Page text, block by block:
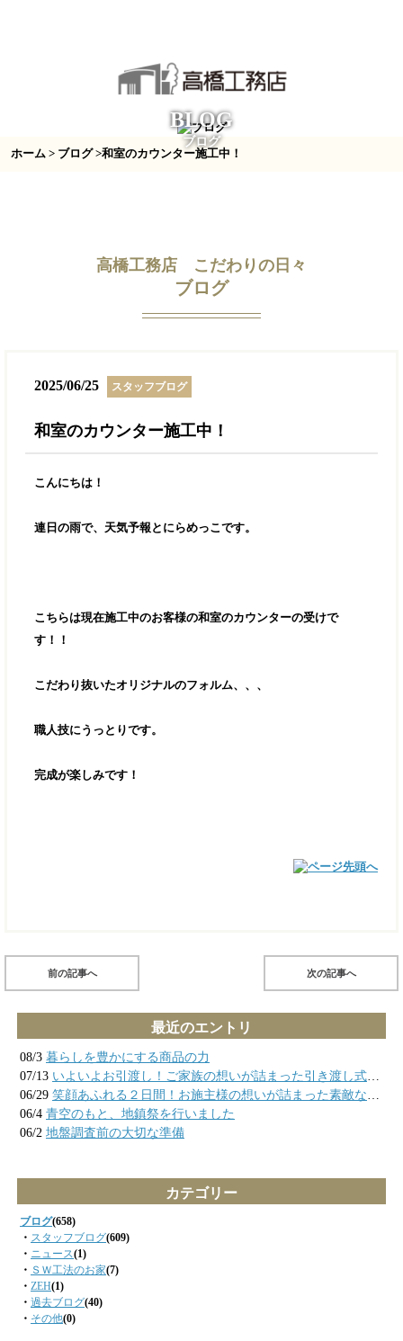
BLOG
ブログ
ホーム > ブログ>和室のカウンター施工中！
高橋工務店 こだわりの日々
ブログ
2025/06/25 スタッフブログ
和室のカウンター施工中！
こんにちは！
連日の雨で、天気予報とにらめっこです。
こちらは現在施工中のお客様の和室のカウンターの受けで
す！！
こだわり抜いたオリジナルのフォルム、、、
職人技にうっとりです。
完成が楽しみです！
前の記事へ 次の記事へ
最近のエントリ
08/3 暮らしを豊かにする商品の力
07/13 いよいよお引渡し！ご家族の想いが詰まった引き渡し式の様子
06/29 笑顔あふれる２日間！お施主様の想いが詰まった素敵なお家が完成しました
06/4 青空のもと、地鎮祭を行いました
06/2 地盤調査前の大切な準備
カテゴリー
ブログ(658)
・ スタッフブログ(609)
・ ニュース(1)
・ ＳＷ工法のお家(7)
・ ZEH(1)
・ 過去ブログ(40)
・ その他(0)